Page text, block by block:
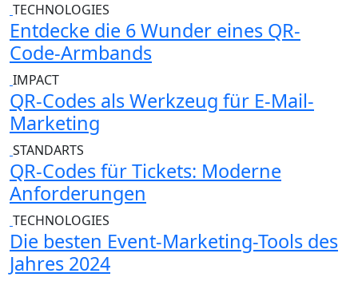
TECHNOLOGIES
Entdecke die 6 Wunder eines QR-
Code-Armbands
IMPACT
QR-Codes als Werkzeug für E-Mail-
Marketing
STANDARTS
QR-Codes für Tickets: Moderne
Anforderungen
TECHNOLOGIES
Die besten Event-Marketing-Tools des
Jahres 2024